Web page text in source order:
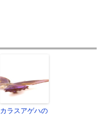
カラスアゲハの